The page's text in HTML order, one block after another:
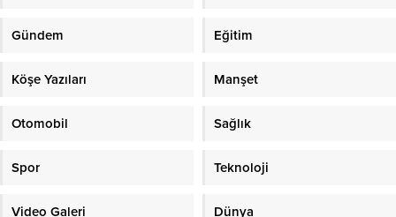
Gündem Eğitim
Köşe Yazıları Manşet
Otomobil Sağlık
Spor Teknoloji
Video Galeri Dünya